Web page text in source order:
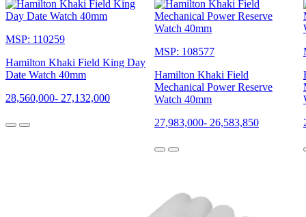
MSP: 110259
Hamilton Khaki Field King Day
Date Watch 40mm
28,560,000- 27,132,000
MSP: 108577
Hamilton Khaki Field
Mechanical Power Reserve
Watch 40mm
27,983,000- 26,583,850